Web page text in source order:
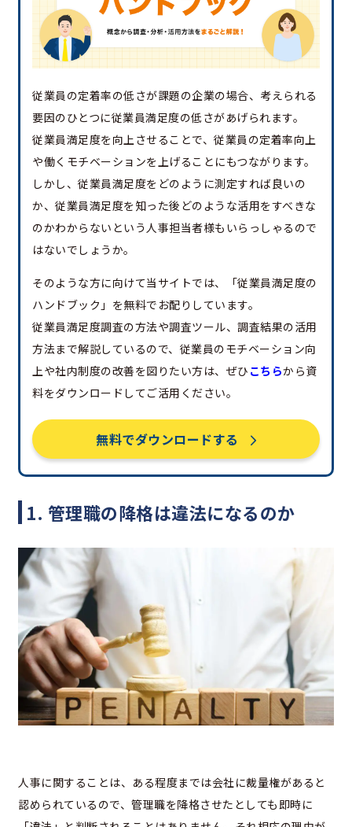
従業員の定着率の低さが課題の企業の場合、考えられる
要因のひとつに従業員満足度の低さがあげられます。
従業員満足度を向上させることで、従業員の定着率向上
や働くモチベーションを上げることにもつながります。
しかし、従業員満足度をどのように測定すれば良いの
か、従業員満足度を知った後どのような活用をすべきな
のかわからないという人事担当者様もいらっしゃるので
はないでしょうか。
そのような方に向けて当サイトでは、「従業員満足度の
ハンドブック」を無料でお配りしています。
従業員満足度調査の方法や調査ツール、調査結果の活用
方法まで解説しているので、従業員のモチベーション向
上や社内制度の改善を図りたい方は、ぜひ こちらから資
料をダウンロードしてご活用ください。
無料でダウンロードする
1. 管理職の降格は違法になるのか
人事に関することは、ある程度までは会社に裁量権があると
認められているので、管理職を降格させたとしても即時に